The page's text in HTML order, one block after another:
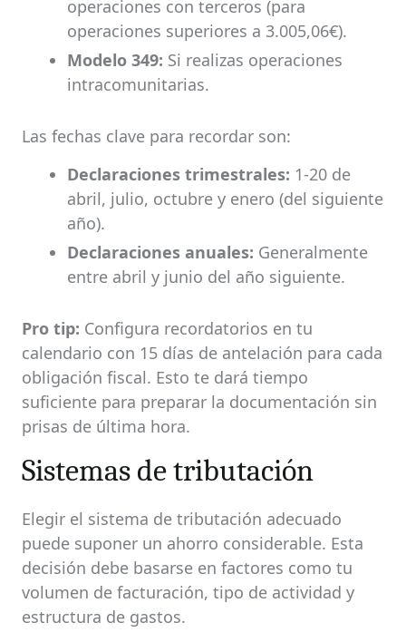
operaciones con terceros (para
operaciones superiores a 3.005,06€).
Modelo 349: Si realizas operaciones
intracomunitarias.
Las fechas clave para recordar son:
Declaraciones trimestrales: 1-20 de
abril, julio, octubre y enero (del siguiente
año).
Declaraciones anuales: Generalmente
entre abril y junio del año siguiente.
Pro tip: Configura recordatorios en tu
calendario con 15 días de antelación para cada
obligación fiscal. Esto te dará tiempo
suficiente para preparar la documentación sin
prisas de última hora.
Sistemas de tributación
Elegir el sistema de tributación adecuado
puede suponer un ahorro considerable. Esta
decisión debe basarse en factores como tu
volumen de facturación, tipo de actividad y
estructura de gastos.